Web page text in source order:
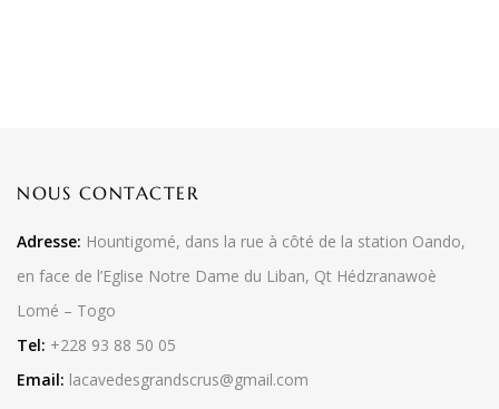
NOUS CONTACTER
Adresse: Hountigomé, dans la rue à côté de la station Oando,
en face de l’Eglise Notre Dame du Liban, Qt Hédzranawoè
Lomé – Togo
Tel: +228 93 88 50 05
Email: lacavedesgrandscrus@gmail.com